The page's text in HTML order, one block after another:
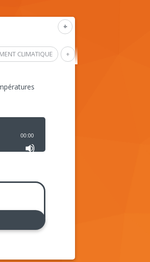
+
+
CLIMATIQUE
00:00